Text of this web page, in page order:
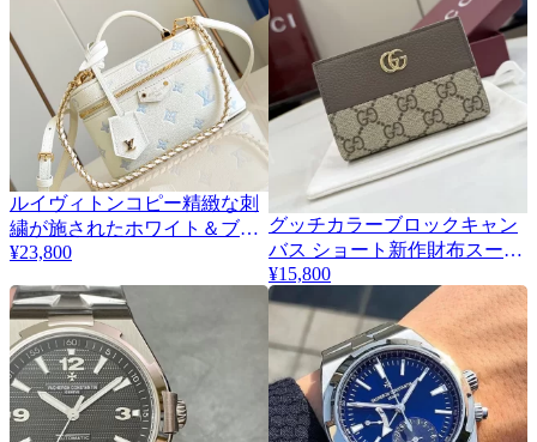
ルイヴィトンコピー精緻な刺
繍が施されたホワイト＆ブル
ーのヴァニティケース
¥23,800
3
グッチカラーブロックキャン
バス ショート新作財布スーパ
ーコピー 772738
¥15,800